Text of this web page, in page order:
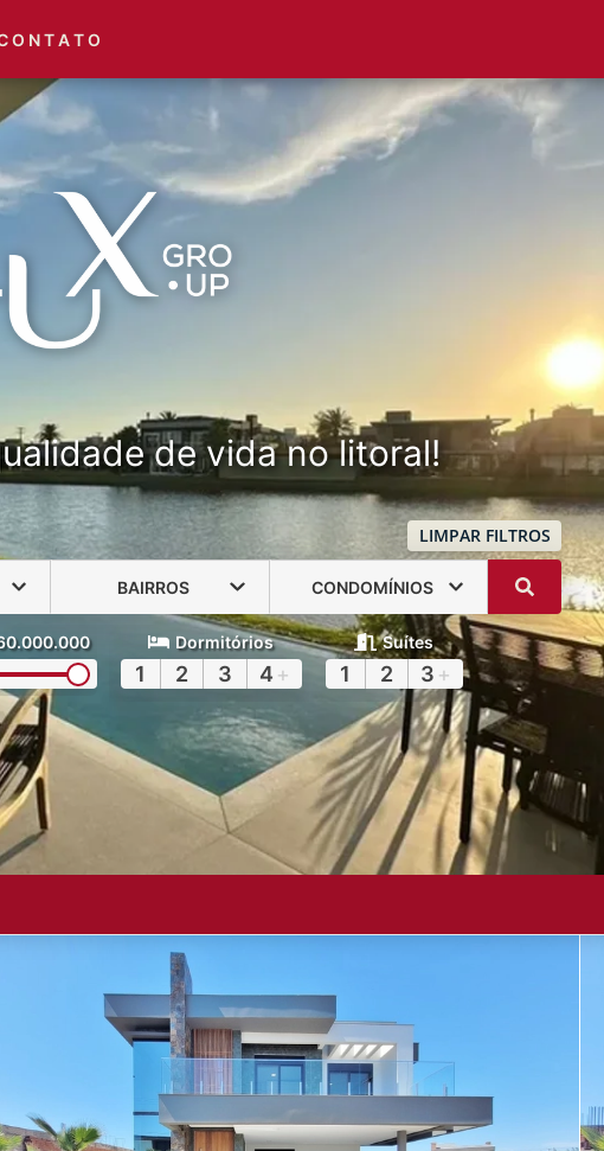
6660
O N T A T O
de vida no litoral!
LIMPAR FILTROS
BAIRROS CONDOMÍNIOS
Dormitórios
1 2 3 4 +
Suítes
1 2 3 +